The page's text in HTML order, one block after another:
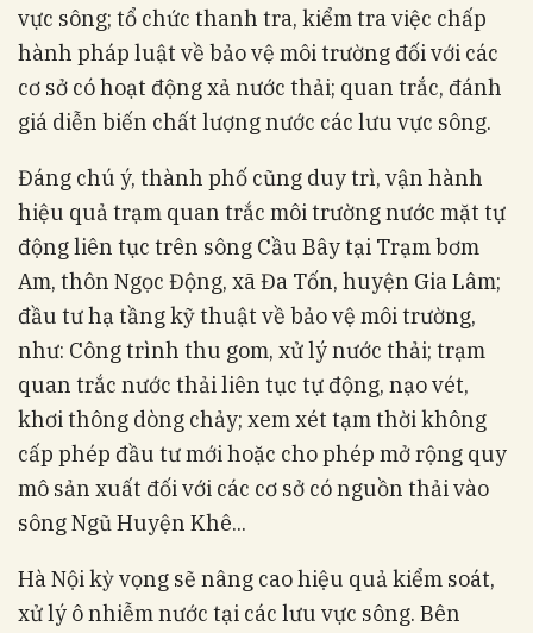
vực sông; tổ chức thanh tra, kiểm tra việc chấp
hành pháp luật về bảo vệ môi trường đối với các
cơ sở có hoạt động xả nước thải; quan trắc, đánh
giá diễn biến chất lượng nước các lưu vực sông.
Đáng chú ý, thành phố cũng duy trì, vận hành
hiệu quả trạm quan trắc môi trường nước mặt tự
động liên tục trên sông Cầu Bây tại Trạm bơm
Am, thôn Ngọc Động, xã Đa Tốn, huyện Gia Lâm;
đầu tư hạ tầng kỹ thuật về bảo vệ môi trường,
như: Công trình thu gom, xử lý nước thải; trạm
quan trắc nước thải liên tục tự động, nạo vét,
khơi thông dòng chảy; xem xét tạm thời không
cấp phép đầu tư mới hoặc cho phép mở rộng quy
mô sản xuất đối với các cơ sở có nguồn thải vào
sông Ngũ Huyện Khê...
Hà Nội kỳ vọng sẽ nâng cao hiệu quả kiểm soát,
xử lý ô nhiễm nước tại các lưu vực sông. Bên